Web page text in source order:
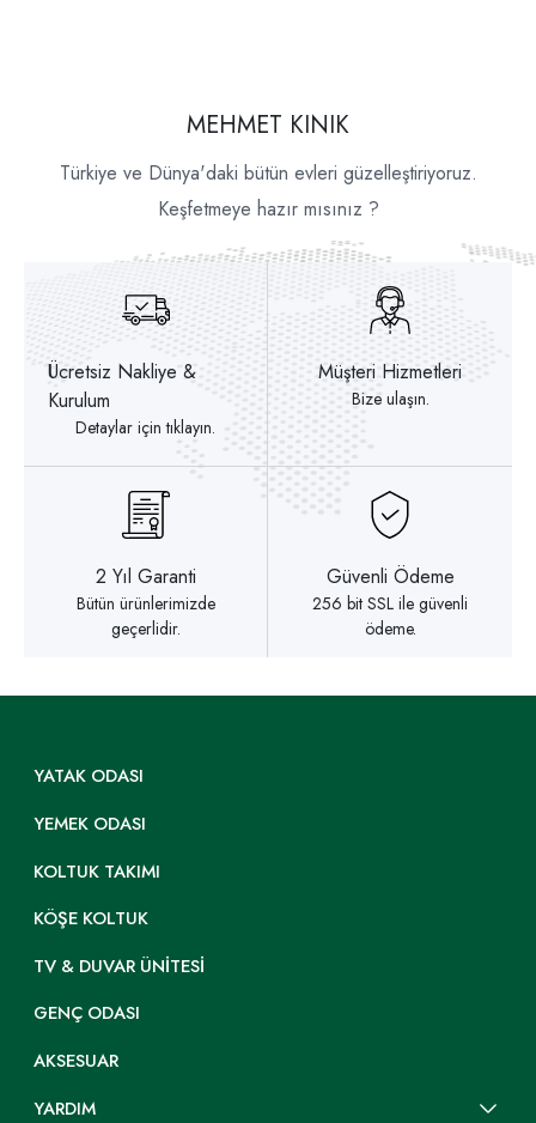
MEHMET KINIK
Türkiye ve Dünya'daki bütün evleri güzelleştiriyoruz.
Keşfetmeye hazır mısınız ?
Ücretsiz Nakliye &
Kurulum
Detaylar için tıklayın.
Müşteri Hizmetleri
Bize ulaşın.
2 Yıl Garanti
Bütün ürünlerimizde
geçerlidir.
Güvenli Ödeme
256 bit SSL ile güvenli
ödeme.
YATAK ODASI
YEMEK ODASI
KOLTUK TAKIMI
KÖŞE KOLTUK
TV & DUVAR ÜNITESI
GENÇ ODASI
AKSESUAR
YARDIM